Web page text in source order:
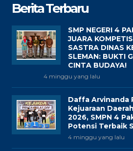
Berita Terbaru
SMP NEGERI 4
JUARA
SASTRA DINAS
SLEMAN: BUKTI
CINTA BUDAYA!
4 minggu yang lalu
Daffa Arvinanda
Kejuaraan
2026, SMPN 4
Potensi Terbaik
4 minggu yang lalu